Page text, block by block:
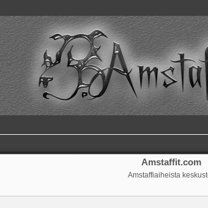
Amstaffit.com
Amstaffiaiheista